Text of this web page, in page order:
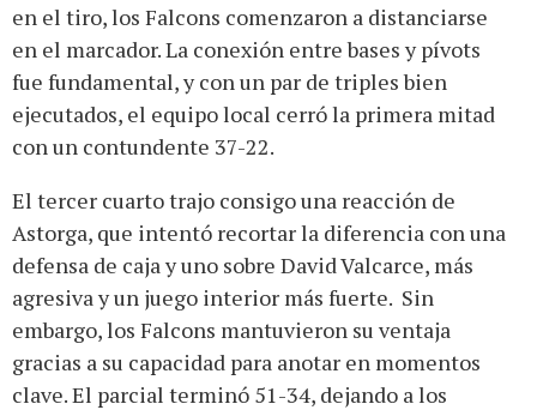
en el tiro, los Falcons comenzaron a distanciarse
en el marcador. La conexión entre bases y pívots
fue fundamental, y con un par de triples bien
ejecutados, el equipo local cerró la primera mitad
con un contundente 37-22.
El tercer cuarto trajo consigo una reacción de
Astorga, que intentó recortar la diferencia con una
defensa de caja y uno sobre David Valcarce, más
agresiva y un juego interior más fuerte. Sin
embargo, los Falcons mantuvieron su ventaja
gracias a su capacidad para anotar en momentos
clave. El parcial terminó 51-34, dejando a los